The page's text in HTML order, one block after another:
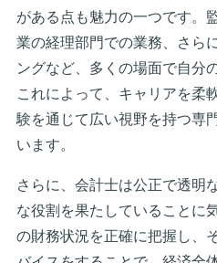
がある点も魅力の一つです。
業の経理部門での業務、さら
ングなど、多くの場面で自分
これによって、キャリアを柔
験を通じて広い視野を持つ専
います。
さらに、会計士は公正で透明
な役割を果たしていることに
の財務状況を正確に把握し、